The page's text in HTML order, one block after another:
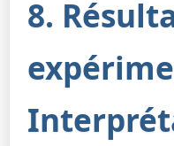
8.